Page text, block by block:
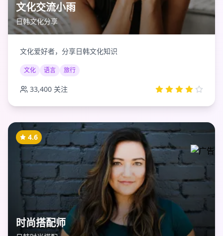
文化交流小雨
日韩文化分享
文化爱好者，分享日韩文化知识
文化 语言 旅行
33,400 关注
4.6
时尚搭配师